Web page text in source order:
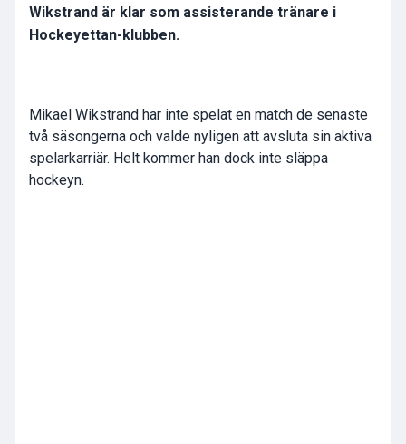
Wikstrand är klar som assisterande tränare i
Hockeyettan-klubben.
Mikael Wikstrand har inte spelat en match de senaste
två säsongerna och valde nyligen att avsluta sin aktiva
spelarkarriär. Helt kommer han dock inte släppa
hockeyn.